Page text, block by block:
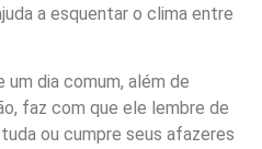
a esquentar o clima entre
um dia comum, além de
faz com que ele lembre de
ou cumpre seus afazeres